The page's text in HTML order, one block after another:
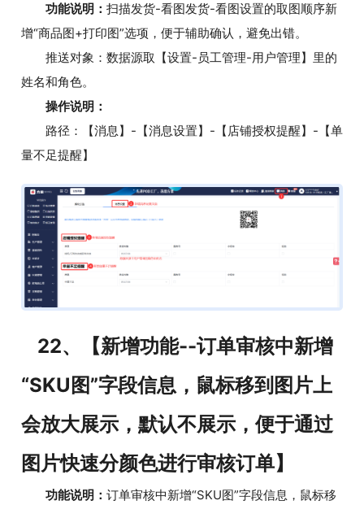
功能说明： 扫描发货-看图发货-看图设置的取图顺序新
增“商品图+打印图”选项，便于辅助确认，避免出错。
推送对象：数据源取【设置-员工管理-用户管理】里的
姓名和角色。
操作说明：
路径：【消息】-【消息设置】-【店铺授权提醒】-【单
量不足提醒】
22、【新增功能--订单审核中新增
“SKU图”字段信息，鼠标移到图片上
会放大展示，默认不展示，便于通过
图片快速分颜色进行审核订单】
功能说明： 订单审核中新增“SKU图”字段信息，鼠标移